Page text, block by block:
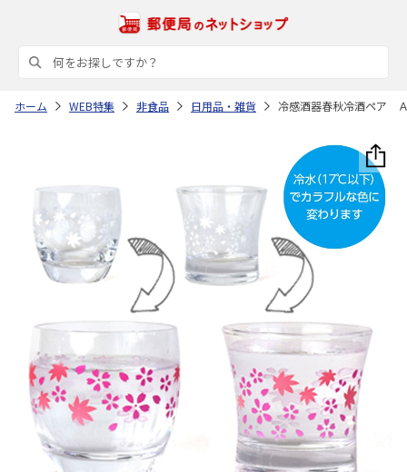
ホーム WEB特集 非食品 日用品・雑貨 冷感酒器春秋冷酒ペア